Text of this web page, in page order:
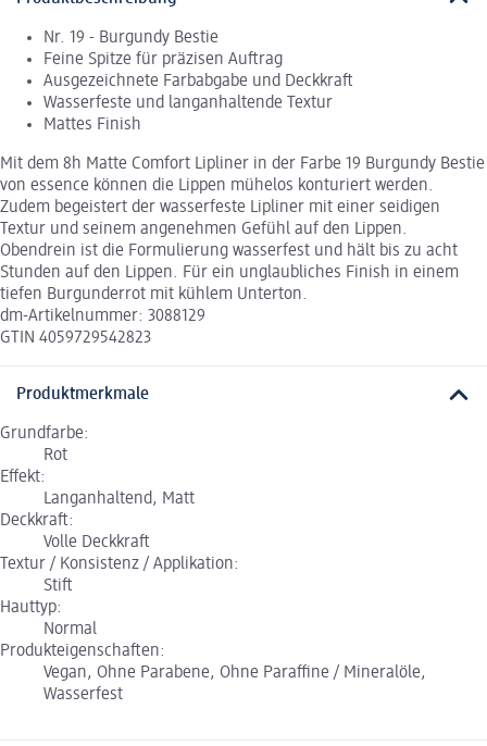
Nr. 19 - Burgundy Bestie
Feine Spitze für präzisen Auftrag
Ausgezeichnete Farbabgabe und Deckkraft
Wasserfeste und langanhaltende Textur
Mattes Finish
Mit dem 8h Matte Comfort Lipliner in der Farbe 19 Burgundy Bestie
von essence können die Lippen mühelos konturiert werden.
Zudem begeistert der wasserfeste Lipliner mit einer seidigen
Textur und seinem angenehmen Gefühl auf den Lippen.
Obendrein ist die Formulierung wasserfest und hält bis zu acht
Stunden auf den Lippen. Für ein unglaubliches Finish in einem
tiefen Burgunderrot mit kühlem Unterton.
dm-Artikelnummer: 3088129
GTIN 4059729542823
Produktmerkmale
Grundfarbe:
Rot
Effekt:
Langanhaltend, Matt
Deckkraft:
Volle Deckkraft
Textur / Konsistenz / Applikation:
Stift
Hauttyp:
Normal
Produkteigenschaften:
Vegan, Ohne Parabene, Ohne Paraffine / Mineralöle,
Wasserfest